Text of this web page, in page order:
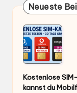
Neueste
Kostenlose
kannst du